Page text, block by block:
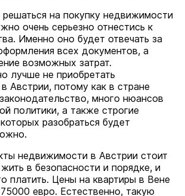
на покупку недвижимости
очень серьезно отнестись к
Именно оно будет отвечать за
всех документов, а
возможных затрат.
лучше не приобретать
Австрии, потому как в стране
много нюансов
политики, а также строгие
разобраться будет
недвижимости в Австрии стоит
в безопасности и порядке, и
платить. Цены на квартиры в Вене
евро. Естественно, такую